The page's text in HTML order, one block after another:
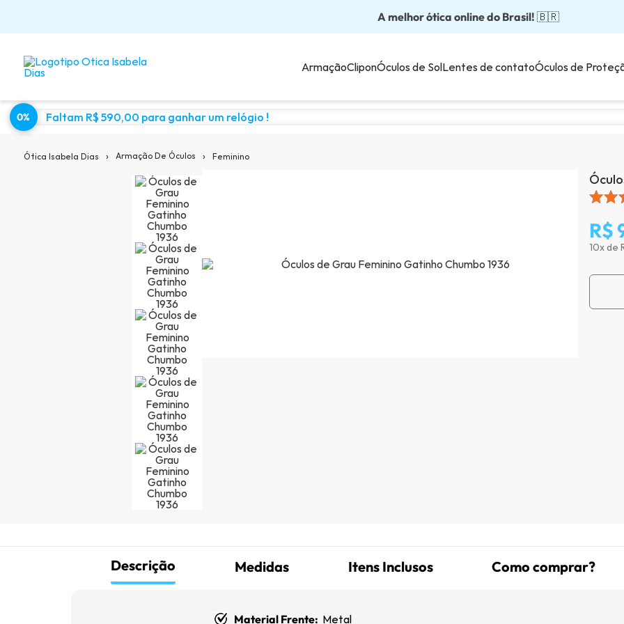
A melhor ótica online do Brasil! 🇧🇷
Óculos completos partir: R$199
Adquira em até 10x sem juros!💙
Enviamos para todo o Brasil!
Óculos de grau com preço justo!
ArmaçãoCliponÓculos de SolLentes de contatoÓculos de
0% Faltam R$ 590,00 para ganhar um relógio !
Ótica Isabela Dias › Armação De Óculos › Feminino
R$
10x de
Descrição Medidas Itens Inclusos Como comprar?
Material Frente: Metal